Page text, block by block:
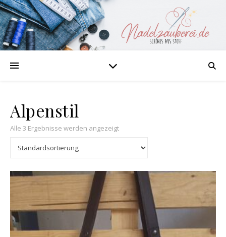
Alpenstil
Alle 3 Ergebnisse werden angezeigt